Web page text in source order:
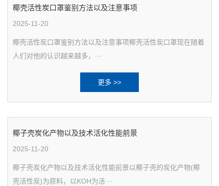
椰壳活性炭口罩鉴别方法以及注意事项
2025-11-20
椰壳活性炭口罩鉴别方法以及注意事项椰壳活性炭口罩现在随着
人们对他的认识越来越多，···
更多 >>
椰子壳炭化产物以及技术活化性能前景
2025-11-20
椰子壳炭化产物以及技术活化性能前景以椰子壳的炭化产物(椰
壳活性炭)为原料，以KOH为活···